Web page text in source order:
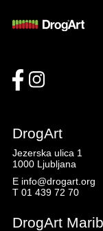
DrogArt
Jezerska ulica 1
1000 Ljubljana
E info@drogart.org
T 01 439 72 70
DrogArt